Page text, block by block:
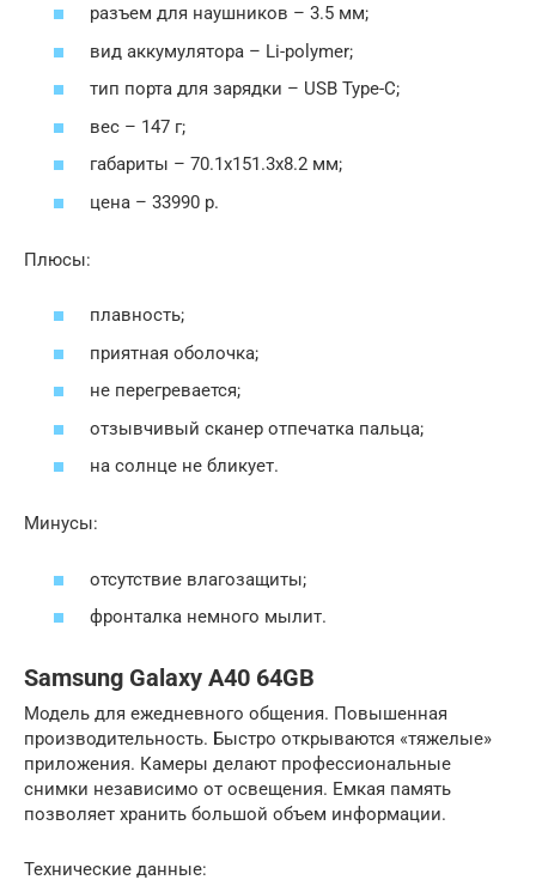
разъем для наушников – 3.5 мм;
вид аккумулятора – Li-polymer;
тип порта для зарядки – USB Type-C;
вес – 147 г;
габариты – 70.1х151.3х8.2 мм;
цена – 33990 р.
Плюсы:
плавность;
приятная оболочка;
не перегревается;
отзывчивый сканер отпечатка пальца;
на солнце не бликует.
Минусы:
отсутствие влагозащиты;
фронталка немного мылит.
Samsung Galaxy A40 64GB
Модель для ежедневного общения. Повышенная
производительность. Быстро открываются «тяжелые»
приложения. Камеры делают профессиональные
снимки независимо от освещения. Емкая память
позволяет хранить большой объем информации.
Технические данные: